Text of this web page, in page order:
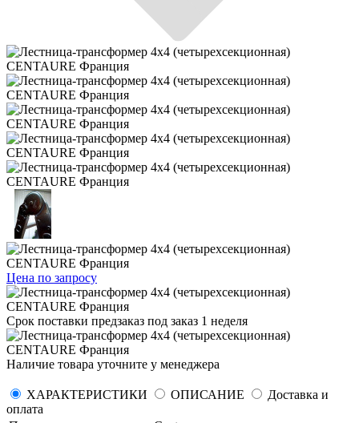
Цена по запросу
Срок поставки предзаказ под заказ 1 неделя
Наличие товара уточните у менеджера
ХАРАКТЕРИСТИКИ ОПИСАНИЕ
Доставка и
оплата